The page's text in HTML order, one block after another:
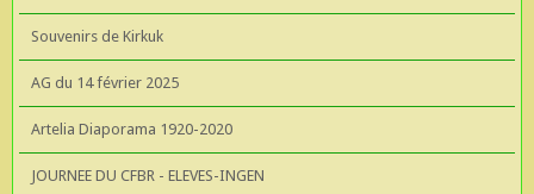
Souvenirs de Kirkuk
AG du 14 février 2025
Artelia Diaporama 1920-2020
JOURNEE DU CFBR - ELEVES-INGEN